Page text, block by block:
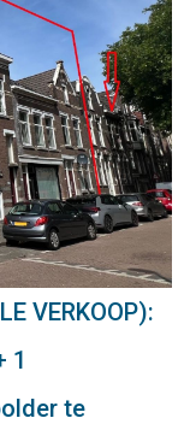
VERKOOP):
1
te